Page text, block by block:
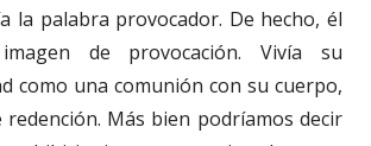
la palabra provocador. De hecho, él
de provocación. Vivía su
como una comunión con su cuerpo,
redención. Más bien podríamos decir